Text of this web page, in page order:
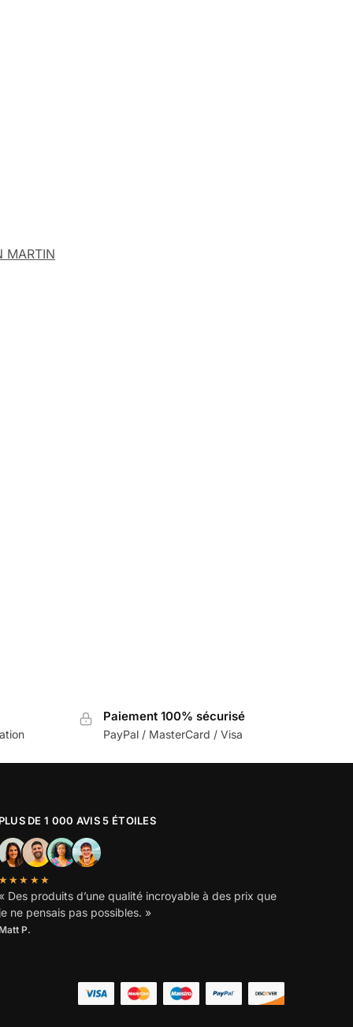
MARTIN
Paiement 100% sécurisé
PayPal / MasterCard / Visa
PLUS DE 1 000 AVIS 5 ÉTOILES
★★★★★
« Des produits d’une qualité incroyable à des prix que
je ne pensais pas possibles. »
Matt P.